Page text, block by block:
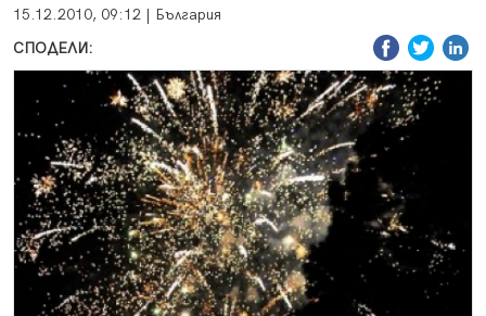
15.12.2010, 09:12 | България
СПОДЕЛИ: